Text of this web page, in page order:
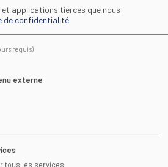
et applications tierces que nous
de confidentialité
requis)
externe
tous les services